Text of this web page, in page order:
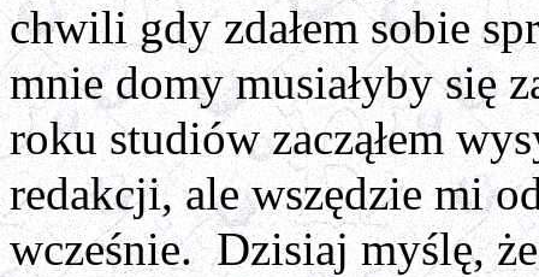
chwili gdy zdałem sobie
mnie domy musiałyby się
roku studiów zacząłem
redakcji, ale wszędzie mi
wcześnie. Dzisiaj myślę,